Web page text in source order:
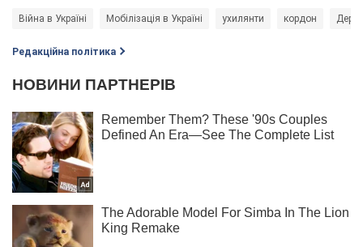
Війна в Україні Мобілізація в Україні ухилянти кордон
Редакційна політика